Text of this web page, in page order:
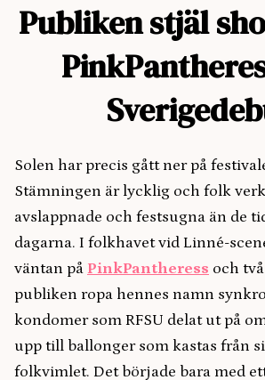
Publiken stjäl
Solen har precis gått ner på
Stämningen är lycklig och folk
avslappnade och festsugna än de
dagarna. I folkhavet vid Linné-
väntan på PinkPantheress och
publiken ropa hennes namn
kondomer som RFSU delat ut på
upp till ballonger som kastas från
folkvimlet. Det började bara med